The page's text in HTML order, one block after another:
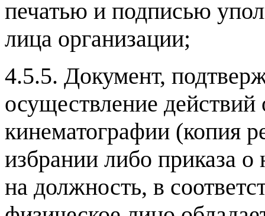
печатью и подписью
лица организации;
4.5.5. Документ,
осуществление
кинематографии (копия
избрании либо приказа о
на должность, в